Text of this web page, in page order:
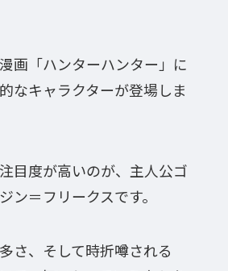
画「ハンターハンター」に
なキャラクターが登場しま
目度が高いのが、主人公ゴ
ン＝フリークスです。
さ、そして時折噂される